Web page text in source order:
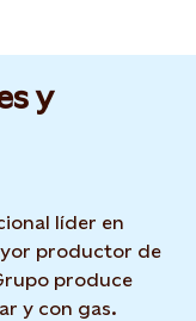
y
líder en
productor de
produce
y con gas.